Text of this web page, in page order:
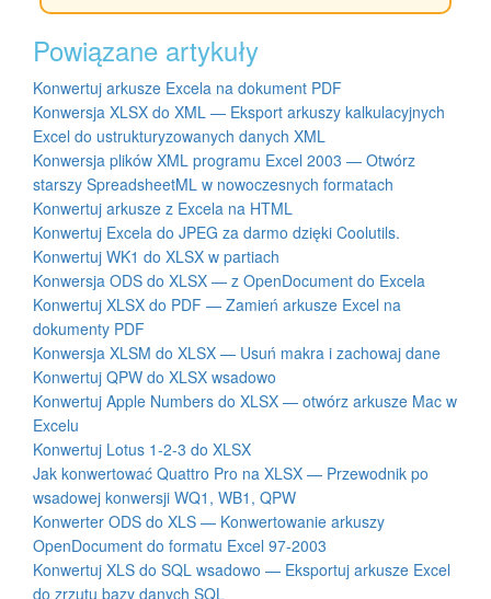
Powiązane artykuły
Konwertuj arkusze Excela na dokument PDF
Konwersja XLSX do XML — Eksport arkuszy kalkulacyjnych
Excel do ustrukturyzowanych danych XML
Konwersja plików XML programu Excel 2003 — Otwórz
starszy SpreadsheetML w nowoczesnych formatach
Konwertuj arkusze z Excela na HTML
Konwertuj Excela do JPEG za darmo dzięki Coolutils.
Konwertuj WK1 do XLSX w partiach
Konwersja ODS do XLSX — z OpenDocument do Excela
Konwertuj XLSX do PDF — Zamień arkusze Excel na
dokumenty PDF
Konwersja XLSM do XLSX — Usuń makra i zachowaj dane
Konwertuj QPW do XLSX wsadowo
Konwertuj Apple Numbers do XLSX — otwórz arkusze Mac w
Excelu
Konwertuj Lotus 1-2-3 do XLSX
Jak konwertować Quattro Pro na XLSX — Przewodnik po
wsadowej konwersji WQ1, WB1, QPW
Konwerter ODS do XLS — Konwertowanie arkuszy
OpenDocument do formatu Excel 97-2003
Konwertuj XLS do SQL wsadowo — Eksportuj arkusze Excel
do zrzutu bazy danych SQL